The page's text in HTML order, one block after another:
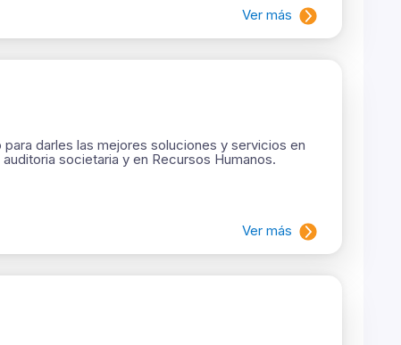
Ver más
darles las mejores soluciones y servicios en
societaria y en Recursos Humanos.
Ver más